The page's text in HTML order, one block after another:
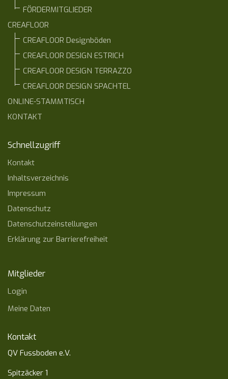
FÖRDERMITGLIEDER
CREAFLOOR
CREAFLOOR Designböden
CREAFLOOR DESIGN ESTRICH
CREAFLOOR DESIGN TERRAZZO
CREAFLOOR DESIGN SPACHTEL
ONLINE-STAMMTISCH
KONTAKT
Schnellzugriff
Kontakt
Inhaltsverzeichnis
Impressum
Datenschutz
Datenschutzeinstellungen
Erklärung zur Barrierefreiheit
Mitglieder
Login
Meine Daten
Kontakt
QV Fussboden e.V.
Spitzäcker 1